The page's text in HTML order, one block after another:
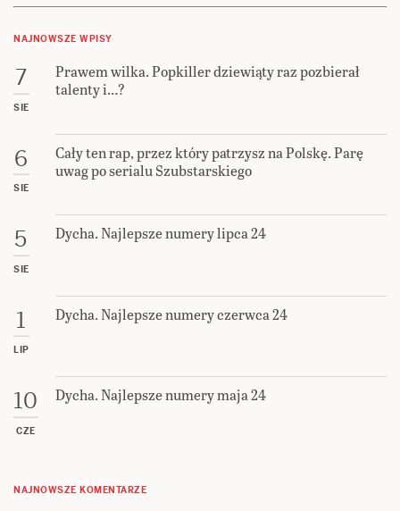
NAJNOWSZE WPISY
7
SIE
Prawem wilka. Popkiller dziewiąty raz pozbierał
talenty i…?
6
SIE
Cały ten rap, przez który patrzysz na Polskę. Parę
uwag po serialu Szubstarskiego
5
SIE
Dycha. Najlepsze numery lipca 24
1
LIP
Dycha. Najlepsze numery czerwca 24
10
CZE
Dycha. Najlepsze numery maja 24
NAJNOWSZE KOMENTARZE